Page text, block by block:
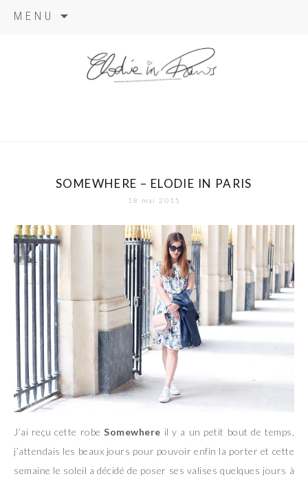
MENU
SOMEWHERE – ELODIE IN PARIS
18 mai 2015
J’ai reçu cette robeSomewhere il y a un petit bout de temps,
j’attendais les beaux jours pour pouvoir enfin la porter et cette
semaine le soleil a décidé de poser ses valises quelques jours à